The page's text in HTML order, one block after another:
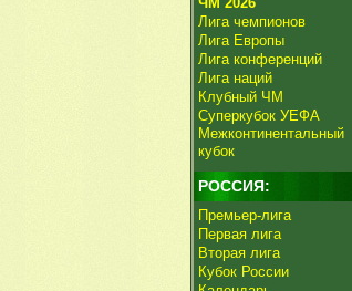
Лига чемпионов
Лига Европы
Лига конференций
Лига наций
Клубный ЧМ
Суперкубок УЕФА
Межконтинентальный
кубок
РОССИЯ:
Премьер-лига
Первая лига
Вторая лига
Кубок России